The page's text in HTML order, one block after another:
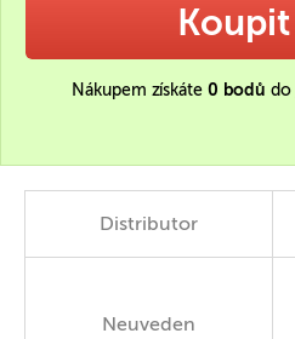
Koupit
Nákupem získáte 0 bodů do
Distributor
Neuveden